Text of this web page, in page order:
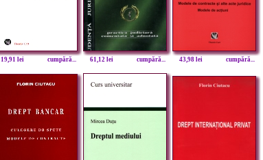
19,91 lei cumpără... 61,12 lei cumpără... 43,98 lei cumpără...